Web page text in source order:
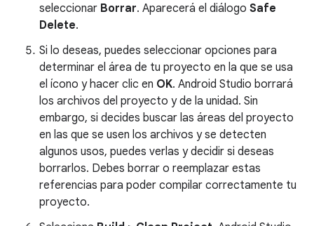
seleccionar Borrar. Aparecerá el diálogo Safe
Delete.
Si lo deseas, puedes seleccionar opciones para
determinar el área de tu proyecto en la que se usa
el ícono y hacer clic en OK. Android Studio borrará
los archivos del proyecto y de la unidad. Sin
embargo, si decides buscar las áreas del proyecto
en las que se usen los archivos y se detecten
algunos usos, puedes verlas y decidir si deseas
borrarlos. Debes borrar o reemplazar estas
referencias para poder compilar correctamente tu
proyecto.